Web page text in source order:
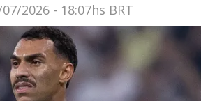
2026 - 18:07hs BRT